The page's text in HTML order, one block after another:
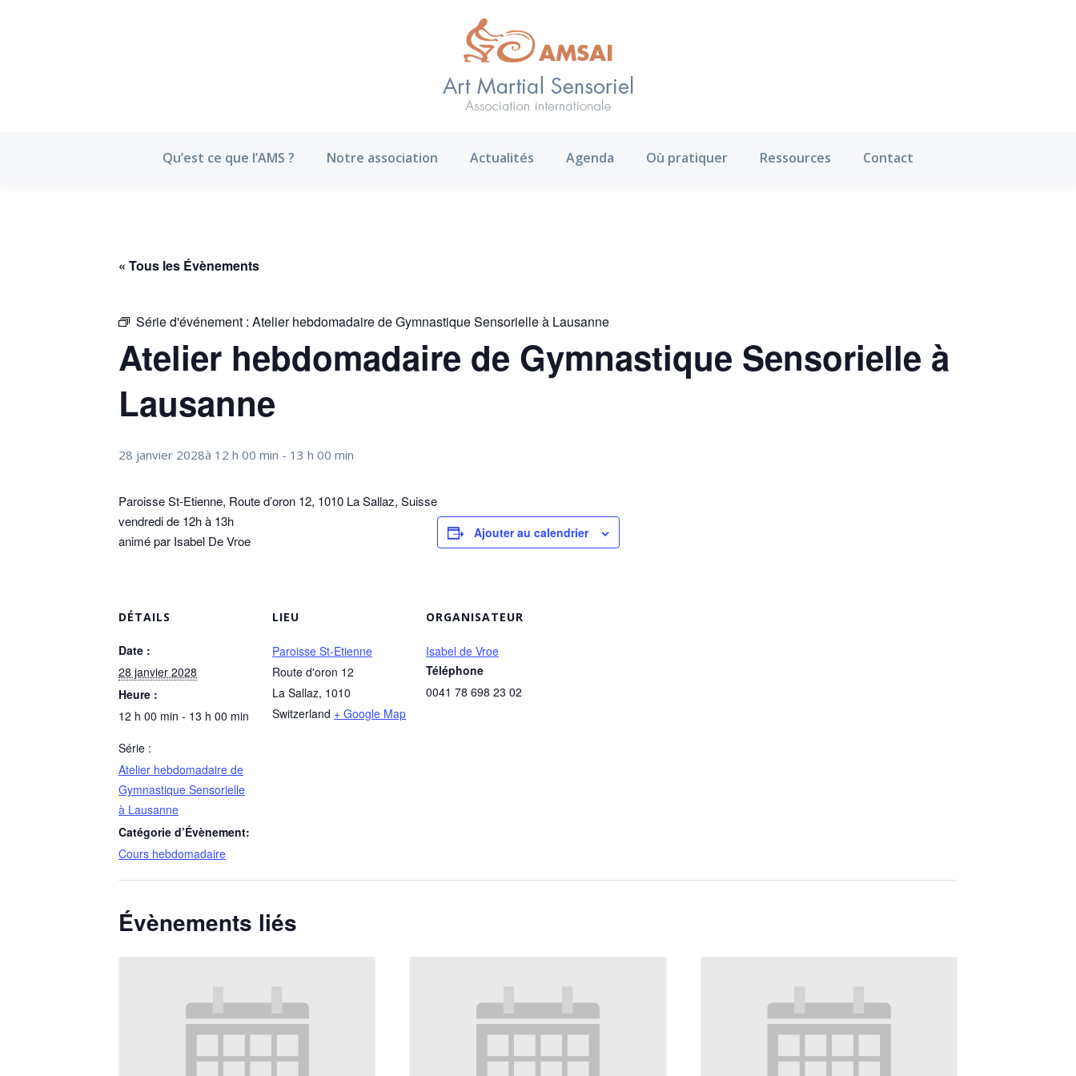
Qu’est ce que l’AMS ? Notre association Actualités Agenda Où pratiquer Ressources Contact
« Tous les Évènements
Série d'événement : Atelier hebdomadaire de Gymnastique Sensorielle à Lausanne
Atelier hebdomadaire de Gymnastique Sensorielle à
Lausanne
28 janvier 2028à 12 h 00 min - 13 h 00 min
Paroisse St-Etienne, Route d’oron 12, 1010 La Sallaz, Suisse
vendredi de 12h à 13h
animé par Isabel De Vroe
Ajouter au calendrier
DÉTAILS
Date :
28 janvier 2028
Heure :
12 h 00 min - 13 h 00 min
Série :
Atelier hebdomadaire de
Gymnastique Sensorielle
à Lausanne
Catégorie d’Évènement:
Cours hebdomadaire
LIEU
Paroisse St-Etienne
Route d'oron 12
La Sallaz, 1010
Switzerland + Google Map
ORGANISATEUR
Isabel de Vroe
Téléphone
0041 78 698 23 02
Évènements liés
Notre association